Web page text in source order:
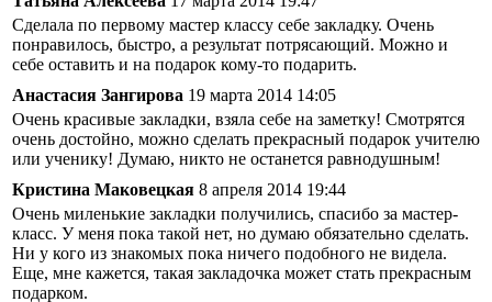
Сделала по первому мастер классу себе закладку. Очень
понравилось, быстро, а результат потрясающий. Можно и
себе оставить и на подарок кому-то подарить.
Анастасия Зангирова 19 марта 2014 14:05
Очень красивые закладки, взяла себе на заметку! Смотрятся
очень достойно, можно сделать прекрасный подарок учителю
или ученику! Думаю, никто не останется равнодушным!
Кристина Маковецкая 8 апреля 2014 19:44
Очень миленькие закладки получились, спасибо за мастер-
класс. У меня пока такой нет, но думаю обязательно сделать.
Ни у кого из знакомых пока ничего подобного не видела.
Еще, мне кажется, такая закладочка может стать прекрасным
подарком.